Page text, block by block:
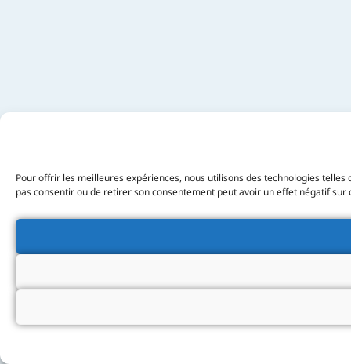
Pour offrir les meilleures expériences, nous utilisons des technologies
pas consentir ou de retirer son consentement peut avoir un effet négatif